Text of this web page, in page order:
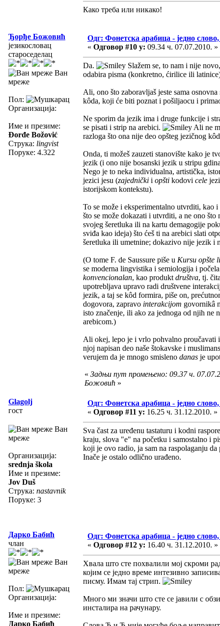
Како треба или никако!
Ђорђе Божовић
језикословац
староседелац
Ван
мреже
Пол:
Организација:
Име и презиме:
Đorđe Božović
Струка: lingvist
Поруке: 4.322
Одг: Фонетска арабица - једно слово,
« Одговор #10 у: 09.34 ч. 07.07.2010. »
Da.
Slažem se, to nam i nije
odabira pisma (konkretno, ćirilice ili
Ali, ono što zaboravljaš jeste sama
kôda, koji će biti poznat i pošiljaocu i
Ne sporim da jezik ima i druge funkcije i
se pisati i strip na arebici.
Ali ne
razloga što ona nije deo opšteg jezičnog
Onda, ti možeš zauzeti stanovište kako je
jezik (i ono nije bosanski jezik u stripu
Nego je to neka individualna, artistička,
jezici jesu (zajednički i opšti kodovi cele
istorijskom kontekstu).
To se može i eksperimentalno utvrditi,
što se može dokazati i utvrditi, a ne ono
svojeg šeretluka ili na kartu demagogije
sviđa kao ideja) što ćeš ti na arebici slati
šeretluka ili umetnine; dokazivo nije jezik i
(O tome F. de Saussure piše u Kursu opšte
se moderna lingvistika i semiologija i
konvencionalan, kao produkt društva, tj.
upotrebljava upravo radi društvene
jezik, a taj se kôd formira, piše on,
dogovora, zapravo interakcijom govornikâ
isto značenje, ili ako za jednoga od njih ne
arebicom.)
Ali okej, lepo je i vrlo pohvalno proučavati
njoj napisan deo naše štokavske i
verujem da je mnogo smisleno danas je
« Задњи пут промењено: 09.37 ч.
Божовић »
Glagolj
гост
Ван
мреже
Организација:
srednja škola
Име и презиме:
Jov Duš
Струка: nastavnik
Поруке: 3
Одг: Фонетска арабица - једно слово,
« Одговор #11 у: 16.25 ч. 31.12.2010. »
Sva čast za uređenu tastaturu i kodni
kraju, slova "e" na početku i samostalno i
koji je ovo radio, ja sam na raspolaganju
Inače je ostalo odlično urađeno.
Дарко Бабић
члан
Ван
мреже
Пол:
Организација:
Име и презиме:
Дарко Бабић
Одг: Фонетска арабица - једно слово,
« Одговор #12 у: 16.40 ч. 31.12.2010. »
Хвала што сте похвaлили мој скроми
којим се једно време интезивно
писму. Имам тај стрип.
Много ми значи што сте се јавили с
инсталира на рачунару.